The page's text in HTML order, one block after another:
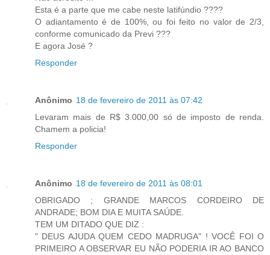
Esta é a parte que me cabe neste latifúndio ????
O adiantamento é de 100%, ou foi feito no valor de 2/3,
conforme comunicado da Previ ???
E agora José ?
Responder
Anônimo 18 de fevereiro de 2011 às 07:42
Levaram mais de R$ 3.000,00 só de imposto de renda.
Chamem a policia!
Responder
Anônimo 18 de fevereiro de 2011 às 08:01
OBRIGADO ; GRANDE MARCOS CORDEIRO DE
ANDRADE; BOM DIA E MUITA SAÚDE.
TEM UM DITADO QUE DIZ :
" DEUS AJUDA QUEM CEDO MADRUGA" ! VOCÊ FOI O
PRIMEIRO A OBSERVAR EU NÃO PODERIA IR AO BANCO